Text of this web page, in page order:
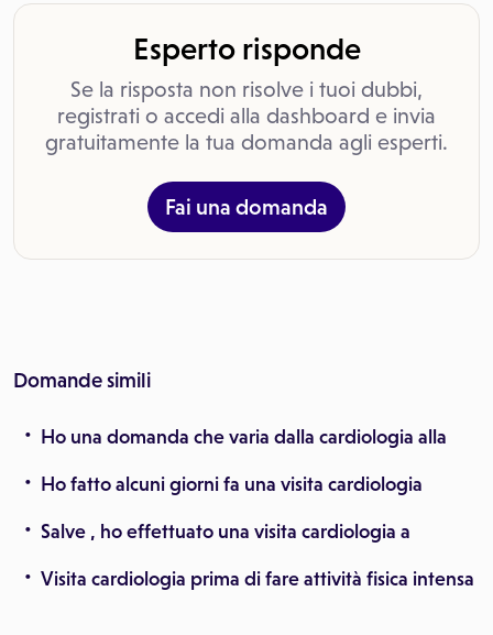
Esperto risponde
Se la risposta non risolve i tuoi dubbi,
registrati o accedi alla dashboard e invia
gratuitamente la tua domanda agli esperti.
Fai una domanda
Domande simili
Ho una domanda che varia dalla cardiologia alla
Ho fatto alcuni giorni fa una visita cardiologia
Salve , ho effettuato una visita cardiologia a
Visita cardiologia prima di fare attività fisica intensa